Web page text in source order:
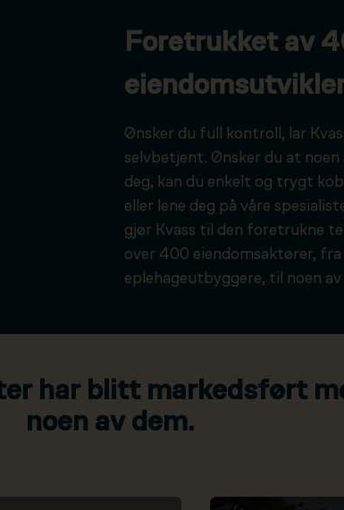
Foretrukket av
Ønsker du full kontroll, lar
selvbetjent. Ønsker du at
deg, kan du enkelt og trygt
eller lene deg på våre
gjør Kvass til den foretrukne
over 400 eiendomsaktører,
eplehageutbyggere, til noen
har blitt markedsført
noen av dem.